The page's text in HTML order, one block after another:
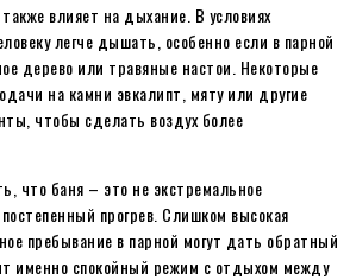
влияет на дыхание. В условиях
легче дышать, особенно если в парной
дерево или травяные настои. Некоторые
на камни эвкалипт, мяту или другие
чтобы сделать воздух более
что баня – это не экстремальное
прогрев. Слишком высокая
пребывание в парной могут дать обратный
именно спокойный режим с отдыхом между